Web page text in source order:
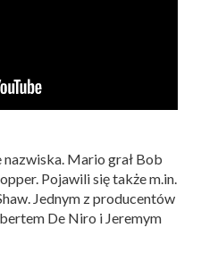
nazwiska. Mario grał Bob
Pojawili się także m.in.
Jednym z producentów
De Niro i Jeremym